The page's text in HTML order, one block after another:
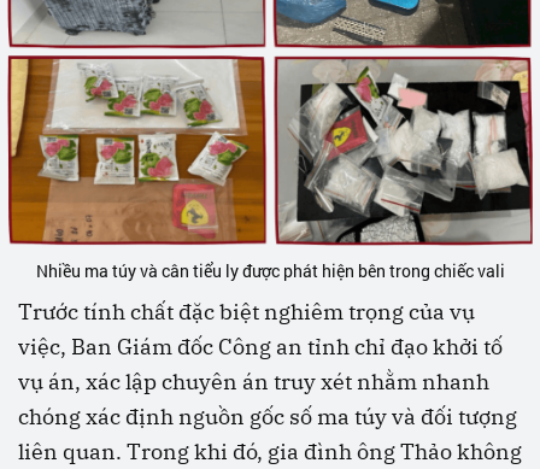
Nhiều ma túy và cân tiểu ly được phát hiện bên trong chiếc vali
Trước tính chất đặc biệt nghiêm trọng của vụ
việc, Ban Giám đốc Công an tỉnh chỉ đạo khởi tố
vụ án, xác lập chuyên án truy xét nhằm nhanh
chóng xác định nguồn gốc số ma túy và đối tượng
liên quan. Trong khi đó, gia đình ông Thảo không